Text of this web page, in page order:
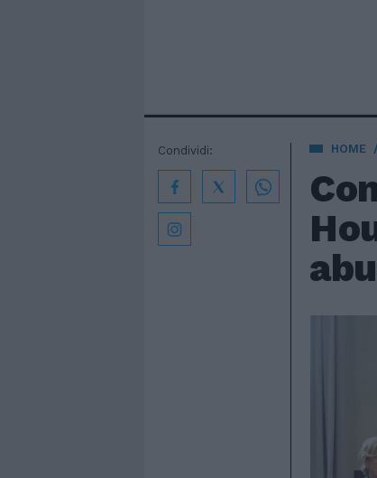
HOME
Condividi: